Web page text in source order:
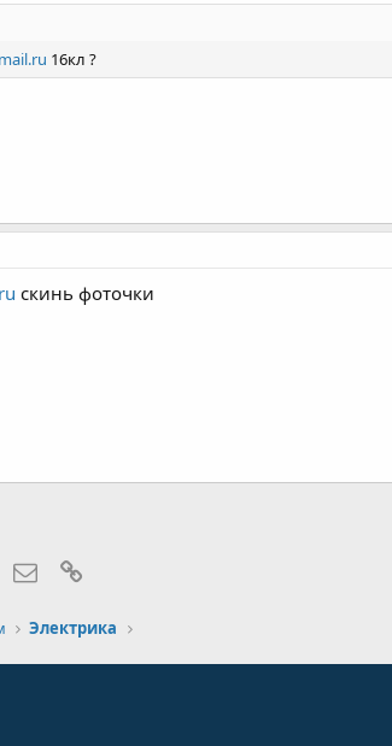
16кл ?
скинь фоточки
Электронная почта
Электрика